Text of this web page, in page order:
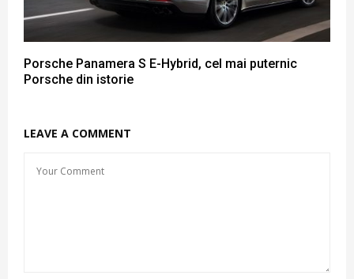
Porsche Panamera S E-Hybrid, cel mai puternic
Porsche din istorie
LEAVE A COMMENT